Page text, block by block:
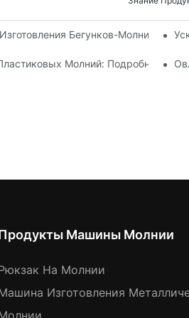
Застежек-МолнийБегунков-Молний Для
Застежек-МолнийМолний: Подробное
Машины Молнии
На Молнии
Изготовления